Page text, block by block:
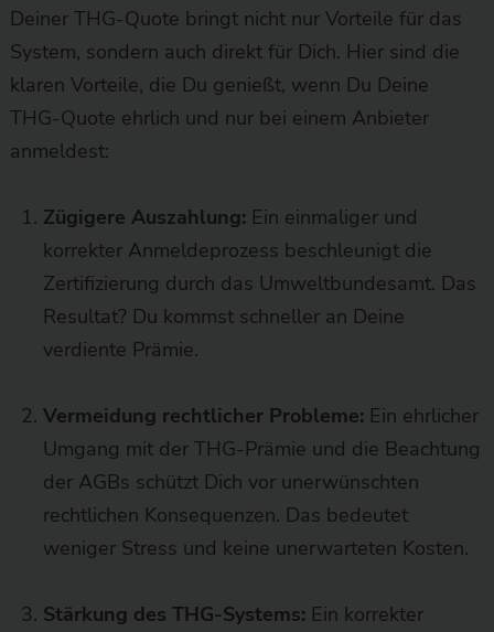
Deiner THG-Quote bringt nicht nur Vorteile für das
System, sondern auch direkt für Dich. Hier sind die
klaren Vorteile, die Du genießt, wenn Du Deine
THG-Quote ehrlich und nur bei einem Anbieter
anmeldest:
Zügigere Auszahlung: Ein einmaliger und
korrekter Anmeldeprozess beschleunigt die
Zertifizierung durch das Umweltbundesamt. Das
Resultat? Du kommst schneller an Deine
verdiente Prämie.
Vermeidung rechtlicher Probleme: Ein ehrlicher
Umgang mit der THG-Prämie und die Beachtung
der AGBs schützt Dich vor unerwünschten
rechtlichen Konsequenzen. Das bedeutet
weniger Stress und keine unerwarteten Kosten.
Stärkung des THG-Systems: Ein korrekter